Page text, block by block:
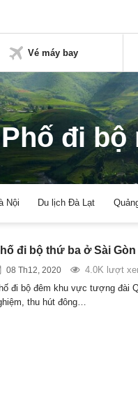
Vé máy bay
Phố đi bộ
Nội Du lịch Đà Lạt
đi bộ thứ ba ở Sài
08 Th12, 2020
4.0K lượt
đi bộ đêm khu vực tượng đài
thu hút đông…